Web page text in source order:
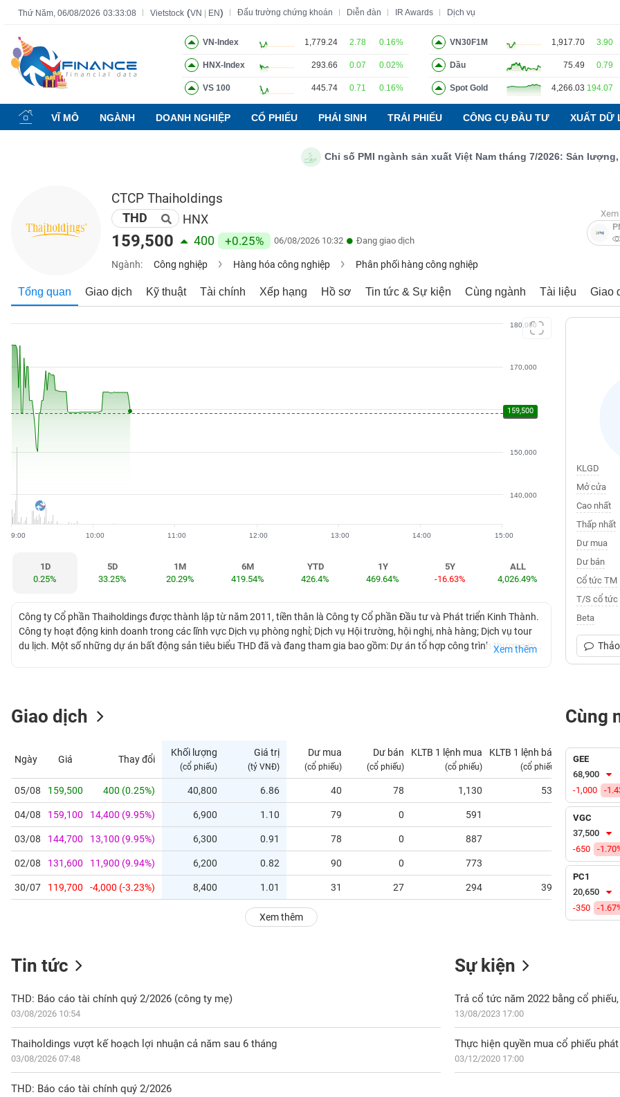
Thứ Năm, 06/08/2026 03:33:09 Vietstock (VN EN) Đấu trường chứng khoán Diễn đàn IR Awards Dịch vụ
VN-Index 1,779.24 2.78 0.16%
HNX-Index 293.66 0.07 0.02%
VS 100 445.74 0.71 0.16%
VN30F1M 1,917.70 3.90
Dầu 75.49 0.79
Spot Gold 4,266.03 194.07
VĨ MÔ NGÀNH DOANH NGHIỆP CỔ PHIẾU PHÁI SINH TRÁI PHIẾU CÔNG CỤ ĐẦU TƯ XUẤT DỮ
Chỉ số PMI ngành sản xuất Việt Nam tháng 7/2026: Sản lượng, số
CTCP Thaiholdings
THD HNX
159,500 400 +0.25% 06/08/2026 10:32 Đang giao dịch
Ngành: Công nghiệp Hàng hóa công nghiệp Phân phối hàng công nghiệp
Tổng quan Giao dịch Kỹ thuật Tài chính Xếp hạng Hồ sơ Tin tức & Sự kiện Cùng ngành Tài liệu Giao
140,000
150,000
160,000
170,000
180,000
9:00 10:00 11:00 12:00 13:00 14:00 15:00
159,100
159,500
1D
0.25%
5D
33.25%
1M
20.29%
6M
419.54%
YTD
426.4%
1Y
469.64%
5Y
-16.63%
ALL
4,026.49%
Công ty Cổ phần Thaiholdings được thành lập từ năm 2011, tiền thân là Công ty Cổ phần Đầu tư và Phát triển Kinh Thành.
Công ty hoạt động kinh doanh trong các lĩnh vực Dịch vụ phòng nghỉ; Dịch vụ Hội trường, hội nghị, nhà hàng; Dịch vụ tour
du lịch. Một số những dự án bất động sản tiêu biểu THD đã và đang tham gia bao gồm: Dự án tổ hợp công trình thương mại
Xem thêm
KLGD
Mở cửa
Cao nhất
Thấp nhất
Dư mua
Dư bán
Cổ tức TM
T/S cổ tức
Beta
Giao dịch
Ngày Giá Thay đổi
Khối lượng
(cổ phiếu)
Giá trị
(tỷ VNĐ)
Dư mua
(cổ phiếu)
Dư bán
(cổ phiếu)
KLTB 1 lệnh mua
(cổ phiếu)
KLTB 1 lệnh bán
(cổ phiếu)
05/08 159,500 400 (0.25%) 40,800 6.86 40 78 1,130 535 0.05
04/08 159,100 14,400 (9.95%) 6,900 1.10 79 0 591
03/08 144,700 13,100 (9.95%) 6,300 0.91 78 0 887 0.00
02/08 131,600 11,900 (9.94%) 6,200 0.82 90 0 773 0.00
30/07 119,700 -4,000 (-3.23%) 8,400 1.01 31 27 294 393
Xem thêm
Cùng
GEE
68,900
-1,000
-
VGC
37,500
-650
-
PC1
20,650
-350
-
Tin tức
THD: Báo cáo tài chính quý 2/2026 (công ty mẹ)
03/08/2026 10:54
Thaiholdings vượt kế hoạch lợi nhuận cả năm sau 6 tháng
03/08/2026 07:48
THD: Báo cáo tài chính quý 2/2026
Sự kiện
Trả cổ tức năm 2022 bằng cổ
13/08/2023 17:00
Thực hiện quyền mua cổ phiếu
03/12/2020 17:00
Tất cả Tính năng Ngành Mã chứng khoán Lãnh đạo Báo cáo phân tích Thuật ngữ
Tính
năng
(-)
KHOÁN
NGHIỆP
ĐỘNG
SẢN
TÀI
CHÍNH
HÓA
GIỚI
CÁ
NHÂN
PHÂN
TÍCH
VIETSTOCKFINANCE
DOANH
NGHIỆP